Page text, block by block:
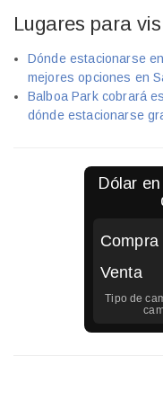
Lugares para
Dónde estacionarse
mejores opciones en
Balboa Park cobrará
dónde estacionarse
Dólar en
Compra
Venta
Tipo de